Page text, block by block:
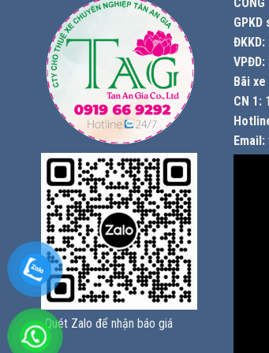
Quét Zalo để nhận báo giá
GPKD
ĐKKD:
VPĐD:
Bãi
CN 1:
Email: